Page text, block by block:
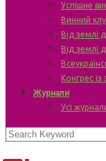
Успішне
Винний
Від землі
Від землі
Конгрес
Журнали
Усі